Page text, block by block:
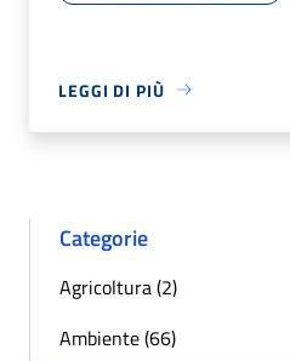
LEGGI DI PIÙ
Categorie
Agricoltura (2)
Ambiente (66)